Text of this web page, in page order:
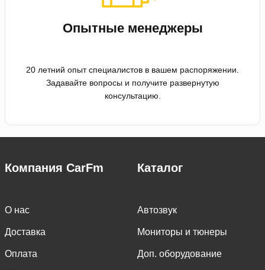
Опытные менеджеры
20 летний опыт специалистов в вашем распоряжении.
Задавайте вопросы и получите развернутую
консультацию.
Компания CarFm
О нас
Доставка
Оплата
Каталог
Автозвук
Мониторы и тюнеры
Доп. оборудование